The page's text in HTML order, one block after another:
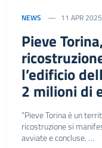
NEWS 11 APR 2025
Pieve
l’edificio
2 milioni di
“Pieve Torina è un
ricostruzione si
avviate e concluse. …